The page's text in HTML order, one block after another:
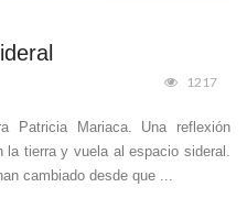
1217
Patricia Mariaca. Una reflexión
la tierra y vuela al espacio sideral.
cambiado desde que ...